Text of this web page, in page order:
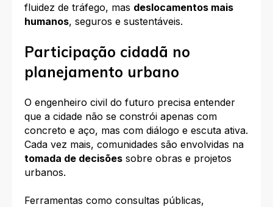
fluidez de tráfego, mas deslocamentos mais
humanos, seguros e sustentáveis.
Participação cidadã no
planejamento urbano
O engenheiro civil do futuro precisa entender
que a cidade não se constrói apenas com
concreto e aço, mas com diálogo e escuta ativa.
Cada vez mais, comunidades são envolvidas na
tomada de decisões sobre obras e projetos
urbanos.
Ferramentas como consultas públicas,